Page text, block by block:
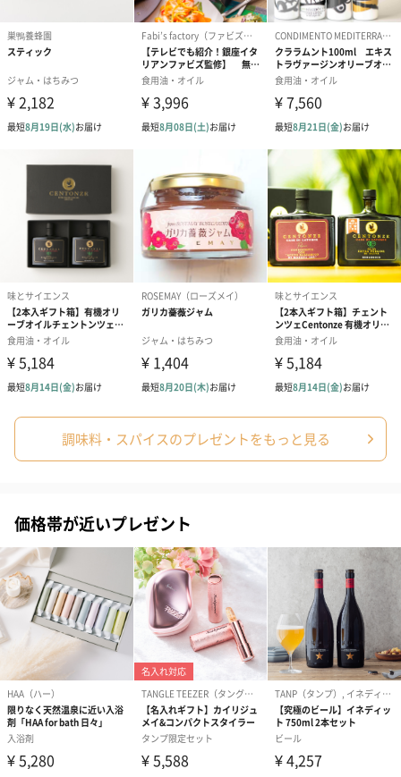
ションをご用意いたしました。
商品と同梱してお届けいたします。
ブライダルロリポップ
ドレス（いちご味)
（1,122円）
ブライダルロリポップ
タキシード（コーラ味)
（1,122円）
夫婦箸と箸置
（2,420円）
生花
生花のブーケを同梱します。
※9-15時にご注文いただく場合、最短のお届け可能日が通常より
も1日遅くなります。
シーズンブーケ（ひま
わり）（1,880円）
ブーケ（ホワイトグリ
ーン）（1,650円）
ブーケ（ピン
（1,650円）
ドライフラワー・プリザーブドフラワー
自然のお花で作ったドライフラワー・プリザーブドフラワーを同
梱します。
一部花材が写真と異なる場合がございます。予めご了承くださ
い。パッケージに入れてお届けします。
調味料・スパイスのプレゼントをもっと見る
価格帯が近いプレゼント